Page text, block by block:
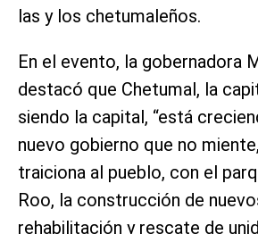
las y los chetumaleños.
En el evento, la gobernadora
destacó que Chetumal, la
siendo la capital, “está
nuevo gobierno que no
traiciona al pueblo, con el
Roo, la construcción de
rehabilitación y rescate de